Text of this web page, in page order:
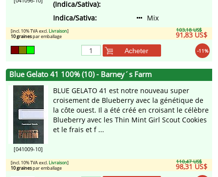
(Indica/Sativa):
Indica/Sativa: Mix
103,18 US$
91,83 US$
[incl. 10% TVA excl. Livraison]
10 grainespar emballage
-11%
Acheter
Blue Gelato 41 100% (10) - Barney´s Farm
[041009-10]
BLUE GELATO 41 est notre nouveau super
croisement de Blueberry avec la génétique de
la côte ouest. Il a été créé en croisant le célèbre
Blueberry avec les Thin Mint Girl Scout Cookies
et le frais et f ...
110,47 US$
98,31 US$
[incl. 10% TVA excl. Livraison]
10 grainespar emballage